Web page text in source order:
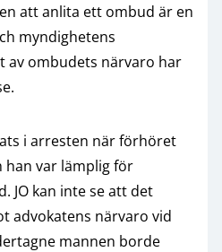
att anlita ett ombud är en
myndighetens
av ombudets närvaro har
i arresten när förhöret
han var lämplig för
JO kan inte se att det
advokatens närvaro vid
mannen borde